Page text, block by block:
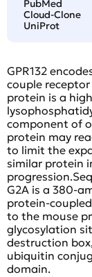
PubMed
Cloud-Clone
UniProt
GPR132
couple receptor
protein is a
component of
protein may
to limit the
similar protein
G2A is a 380-
protein-
to the mouse
glycosylation
destruction
ubiquitin
domain.